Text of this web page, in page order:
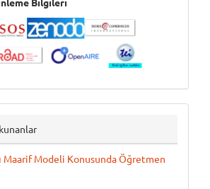
Maarif Modeli Konusunda Öğretmen